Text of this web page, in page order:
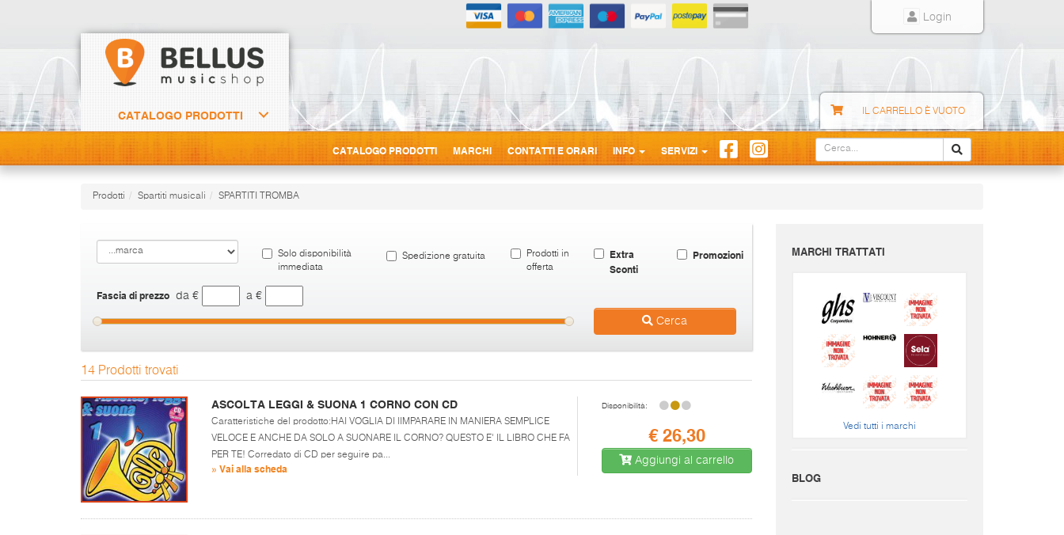
Login
CATALOGO PRODOTTI IL CARRELLO È VUOTO
CATALOGO PRODOTTI MARCHI CONTATTI E ORARI INFO SERVIZI
Prodotti Spartiti musicali SPARTITI TROMBA
Solo disponibilità
immediata
Spedizione gratuita
Prodotti in
offerta
Extra
Sconti
Promozioni
Fascia di prezzo da € a €
Cerca
14 Prodotti trovati
ASCOLTA LEGGI & SUONA 1 CORNO CON CD
Caratteristiche del prodotto:HAI VOGLIA DI IIMPARARE IN MANIERA SEMPLICE
VELOCE E ANCHE DA SOLO A SUONARE IL CORNO? QUESTO E' IL LIBRO CHE FA
PER TE! Corredato di CD per seguire pa...
» Vai alla scheda
Disponibilità:
€ 26,30
Aggiungi al carrello
MARCHI TRATTATI
Vedi tutti i marchi
BLOG